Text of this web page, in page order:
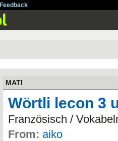
Feedback
MATI
Wörtli lecon 3
Französisch /
From: aiko